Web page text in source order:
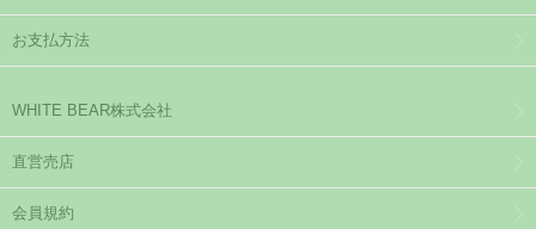
お支払方法
WHITE BEAR株式会社
直営売店
会員規約